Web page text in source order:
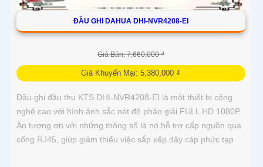
ĐẦU GHI DAHUA DHI-NVR4208-EI
Giá Bán: 7,660,000 ₫
Giá Khuyến Mại: 5,380,000 ₫
Đầu ghi đầu thu KTS DHI-NVR4208-EI là một thiết bị công
nghệ cao với hình ảnh sắc nét độ phân giải FULL HD 1080P.
Ấn tượng ơn với những thông số là nó hỗ trợ cấp nguồn qua
cổng RJ45, giúp giảm thiểu việc sắp xếp dây cáp phức tạp